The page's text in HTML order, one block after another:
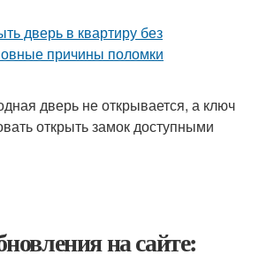
дверь не открывается, а ключ
открыть замок доступными
на сайте: